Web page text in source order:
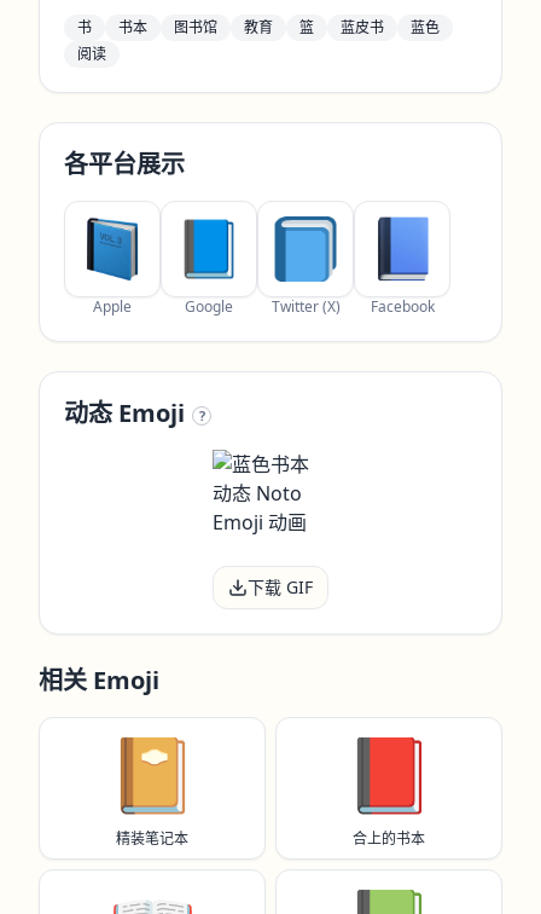
书 书本 图书馆 教育 篮 蓝皮书
蓝色
阅读
各平台展示
Apple Google Twitter (X) Facebook
动态 Emoji ?
下载 GIF
相关 Emoji
📔
精装笔记本 合上的书本